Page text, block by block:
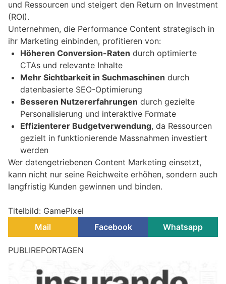
und Ressourcen und steigert den Return on Investment
(ROI).
Unternehmen, die Performance Content strategisch in
ihr Marketing einbinden, profitieren von:
Höheren Conversion-Raten durch optimierte
CTAs und relevante Inhalte
Mehr Sichtbarkeit in Suchmaschinen durch
datenbasierte SEO-Optimierung
Besseren Nutzererfahrungen durch gezielte
Personalisierung und interaktive Formate
Effizienterer Budgetverwendung, da Ressourcen
gezielt in funktionierende Massnahmen investiert
werden
Wer datengetriebenen Content Marketing einsetzt,
kann nicht nur seine Reichweite erhöhen, sondern auch
langfristig Kunden gewinnen und binden.
Titelbild: GamePixel
Mail
Facebook Whatsapp
mehr Aufmerksamkeit
VON BELMEDIA REDAKTION